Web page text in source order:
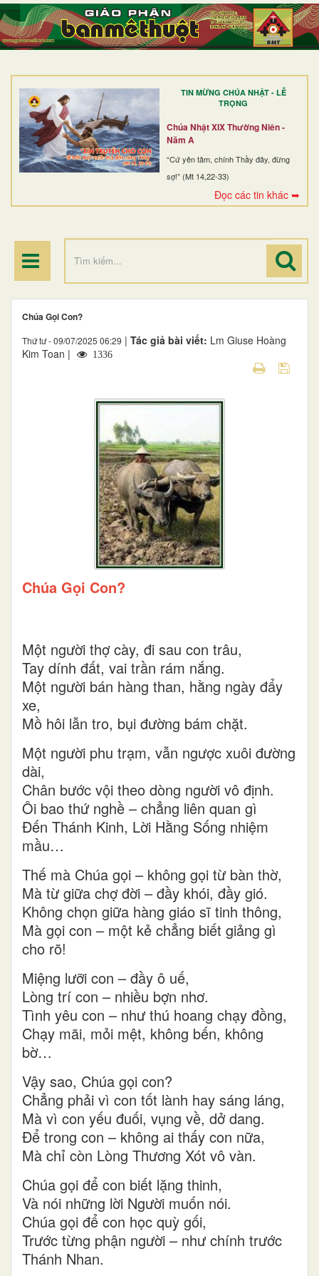
TIN MỪNG CHÚA NHẬT - LỄ
TRỌNG
Chúa Nhật XIX Thường Niên -
Năm A
“Cứ yên tâm, chính Thầy đây, đừng
sợ!” (Mt 14,22-33)
Đọc các tin khác ➥
TRANG NHẤT
GIỚI THIỆU
DÒNG TU
BAN MỤC VỤ
ĐOÀN THỂ CG
ĐIỂM HÀNH HƯƠNG
Chúa Gọi Con?
Thứ tư - 09/07/2025 06:29 | Tác giả bài viết: Lm Giuse Hoàng
Kim Toan |
1336
Chúa Gọi Con?
Một người thợ cày, đi sau con trâu,
Tay dính đất, vai trần rám nắng.
Một người bán hàng than, hằng ngày đẩy
xe,
Mồ hôi lẫn tro, bụi đường bám chặt.
Một người phu trạm, vẫn ngược xuôi đường
dài,
Chân bước vội theo dòng người vô định.
Ôi bao thứ nghề – chẳng liên quan gì
Đến Thánh Kinh, Lời Hằng Sống nhiệm
mầu…
Thế mà Chúa gọi – không gọi từ bàn thờ,
Mà từ giữa chợ đời – đầy khói, đầy gió.
Không chọn giữa hàng giáo sĩ tinh thông,
Mà gọi con – một kẻ chẳng biết giảng gì
cho rõ!
Miệng lưỡi con – đầy ô uế,
Lòng trí con – nhiều bợn nhơ.
Tình yêu con – như thú hoang chạy đồng,
Chạy mãi, mỏi mệt, không bến, không
bờ…
Vậy sao, Chúa gọi con?
Chẳng phải vì con tốt lành hay sáng láng,
Mà vì con yếu đuối, vụng về, dở dang.
Để trong con – không ai thấy con nữa,
Mà chỉ còn Lòng Thương Xót vô vàn.
Chúa gọi để con biết lặng thinh,
Và nói những lời Người muốn nói.
Chúa gọi để con học quỳ gối,
Trước từng phận người – như chính trước
Thánh Nhan.